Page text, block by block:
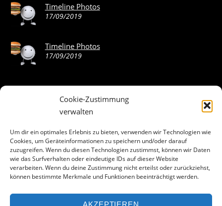
Cookie-Zustimmung
verwalten
Um dir ein optimales Erlebnis zu bieten, verwenden wir Technologien wie
Cookies, um Geräteinformationen zu speichern und/oder darauf
zuzugreifen. Wenn du diesen Technologien zustimmst, können wir Daten
wie das Surfverhalten oder eindeutige IDs auf dieser Website
verarbeiten. Wenn du deine Zustimmung nicht erteilst oder zurückziehst,
können bestimmte Merkmale und Funktionen beeinträchtigt werden.
Timeline Photos
17/09/2019
Timeline Photos
17/09/2019
ABOUT THE LANDING THEME…
The Landing theme is a one-page design WordPress theme
that’s focused on getting your audience to follow-through
with your call-to-action. Built to work seamlessly with our
drag & drop Builder plugin, it gives you the ability to
customize the look and feel of your content.